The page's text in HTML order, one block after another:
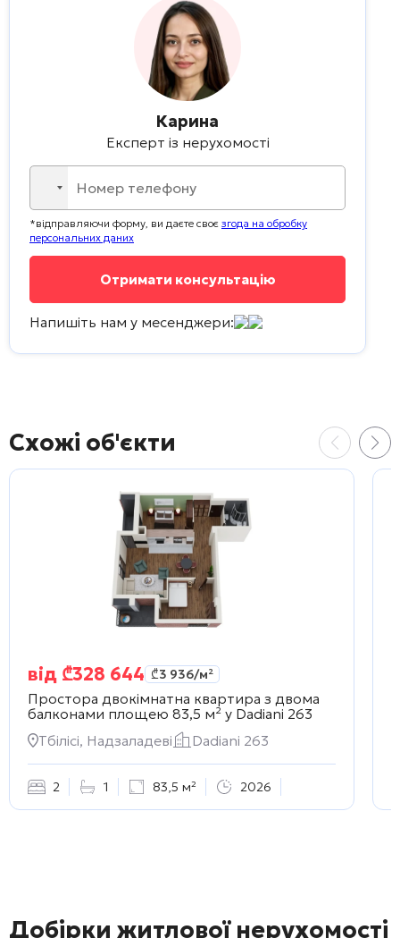
Карина
Експерт із нерухомості
No
country
selected
*відправляючи форму, ви даєте своє згода на обробку
персональних даних
Напишіть нам у месенджери:
Схожі об'єкти
від ₾328 644 ₾3 936/м²
Простора двокімнатна квартира з двома
балконами площею 83,5 м² у Dadiani 263
Тбілісі, Надзаладеві
Dadiani 263
2 1 83,5 м² 2026
Добірки житлової нерухомості